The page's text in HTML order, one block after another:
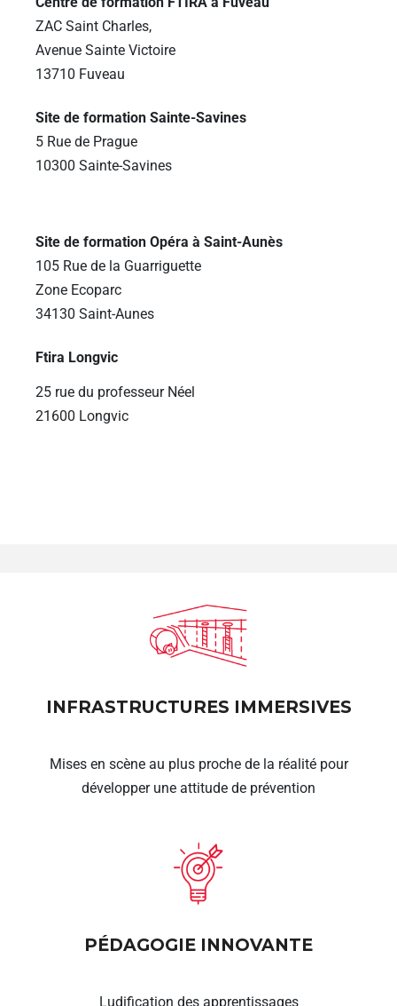
ZAC Saint Charles,
Avenue Sainte Victoire
13710 Fuveau
Site de formation Sainte-Savines
5 Rue de Prague
10300 Sainte-Savines
Site de formation Opéra à Saint-Aunès
105 Rue de la Guarriguette
Zone Ecoparc
34130 Saint-Aunes
Ftira Longvic
25 rue du professeur Néel
21600 Longvic
INFRASTRUCTURES IMMERSIVES
Mises en scène au plus proche de la réalité pour
développer une attitude de prévention
PÉDAGOGIE INNOVANTE
Ludification des apprentissages